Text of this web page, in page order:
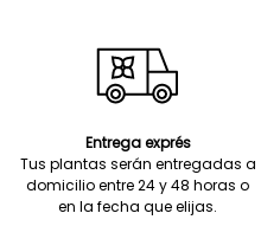
Entrega exprés
Tus plantas serán entregadas a
domicilio entre 24 y 48 horas o
en la fecha que elijas.